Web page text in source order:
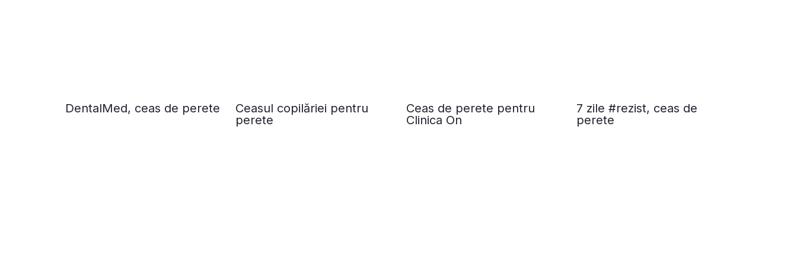
DentalMed, ceas de perete
Ceasul copilăriei pentru
perete
Ceas de perete pentru
Clinica On
7 zile #rezist, ceas de
perete